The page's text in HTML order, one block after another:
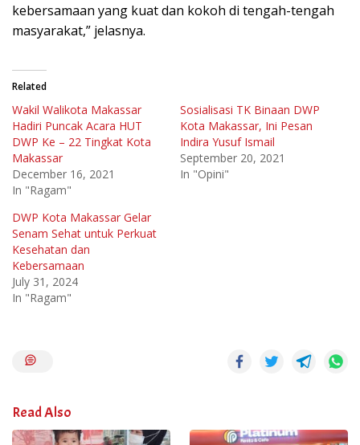
kebersamaan yang kuat dan kokoh di tengah-tengah
masyarakat,” jelasnya.
Related
Wakil Walikota Makassar
Hadiri Puncak Acara HUT
DWP Ke – 22 Tingkat Kota
Makassar
December 16, 2021
In "Ragam"
Sosialisasi TK Binaan DWP
Kota Makassar, Ini Pesan
Indira Yusuf Ismail
September 20, 2021
In "Opini"
DWP Kota Makassar Gelar
Senam Sehat untuk Perkuat
Kesehatan dan
Kebersamaan
July 31, 2024
In "Ragam"
Read Also